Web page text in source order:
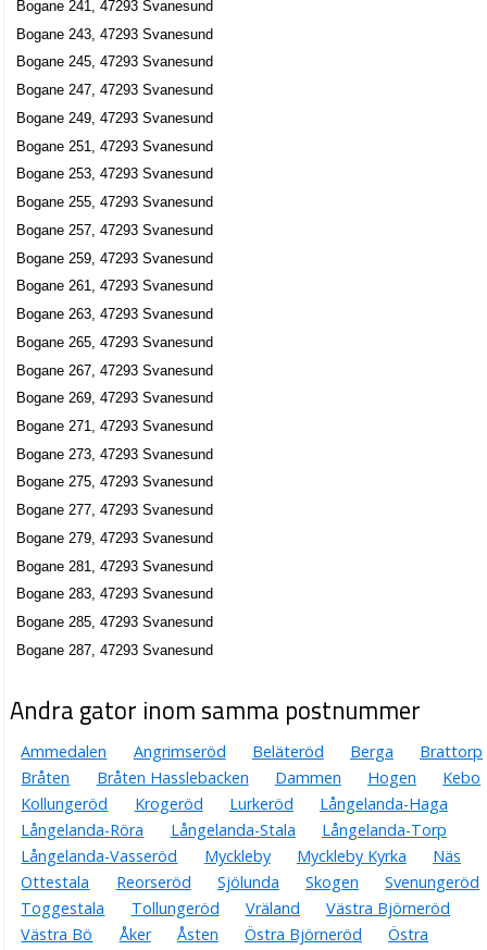
Bogane 241, 47293 Svanesund
Bogane 243, 47293 Svanesund
Bogane 245, 47293 Svanesund
Bogane 247, 47293 Svanesund
Bogane 249, 47293 Svanesund
Bogane 251, 47293 Svanesund
Bogane 253, 47293 Svanesund
Bogane 255, 47293 Svanesund
Bogane 257, 47293 Svanesund
Bogane 259, 47293 Svanesund
Bogane 261, 47293 Svanesund
Bogane 263, 47293 Svanesund
Bogane 265, 47293 Svanesund
Bogane 267, 47293 Svanesund
Bogane 269, 47293 Svanesund
Bogane 271, 47293 Svanesund
Bogane 273, 47293 Svanesund
Bogane 275, 47293 Svanesund
Bogane 277, 47293 Svanesund
Bogane 279, 47293 Svanesund
Bogane 281, 47293 Svanesund
Bogane 283, 47293 Svanesund
Bogane 285, 47293 Svanesund
Bogane 287, 47293 Svanesund
Andra gator inom samma postnummer
Ammedalen Angrimseröd Beläteröd Berga
Brattorp
Bråten
Bråten Hasslebacken Dammen Hogen
Kebo
Kollungeröd
Krogeröd Lurkeröd
Långelanda-Haga
Långelanda-Röra
Långelanda-Stala
Långelanda-Torp
Långelanda-Vasseröd
Myckleby Myckleby Kyrka
Näs
Ottestala
Reorseröd Sjölunda Skogen
Svenungeröd
Toggestala
Tollungeröd Vräland
Västra Björneröd
Västra Bö
Åker Åsten Östra Björneröd Östra